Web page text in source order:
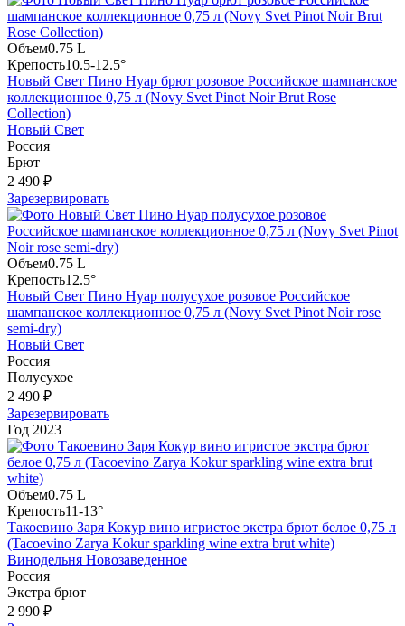
Объем0.75 L
Крепость10.5-12.5°
Новый Свет Пино Нуар брют розовое Российское шампанское
коллекционное 0,75 л (Novy Svet Pinot Noir Brut Rose
Collection)
Новый Свет
Россия
Брют
2 490 ₽
Зарезервировать
Объем0.75 L
Крепость12.5°
Новый Свет Пино Нуар полусухое розовое Российское
шампанское коллекционное 0,75 л (Novy Svet Pinot Noir rose
semi-dry)
Новый Свет
Россия
Полусухое
2 490 ₽
Зарезервировать
Год 2023
Объем0.75 L
Крепость11-13°
Такоевино Заря Кокур вино игристое экстра брют белое 0,75 л
(Tacoevino Zarya Kokur sparkling wine extra brut white)
Винодельня Новозаведенное
Россия
Экстра брют
2 990 ₽